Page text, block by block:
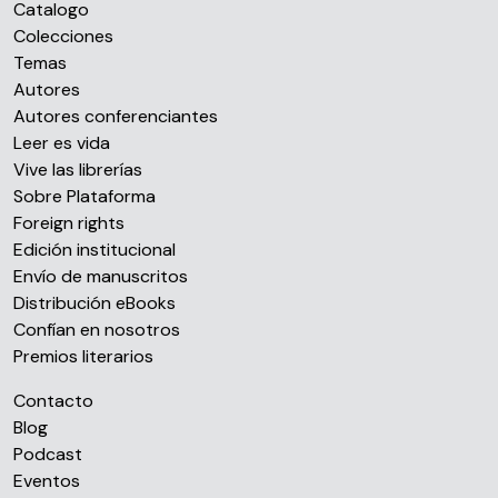
Catalogo
Colecciones
Temas
Autores
Autores conferenciantes
Leer es vida
Vive las librerías
Sobre Plataforma
Foreign rights
Edición institucional
Envío de manuscritos
Distribución eBooks
Confían en nosotros
Premios literarios
Contacto
Blog
Podcast
Eventos